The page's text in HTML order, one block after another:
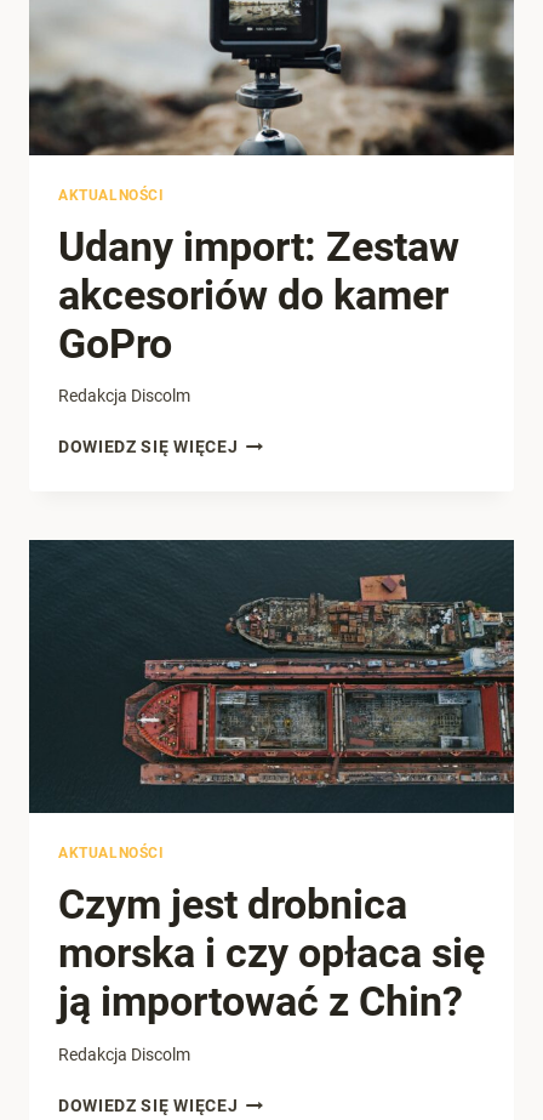
USTALIĆ?
AKTUALNOŚCI
Udany import: Zestaw
akcesoriów do kamer
GoPro
Redakcja Discolm
DOWIEDZ SIĘ WIĘCEJ UDANY
DO
GOPRO
AKTUALNOŚCI
Czym jest drobnica
morska i czy opłaca się
ją importować z Chin?
Redakcja Discolm
DOWIEDZ SIĘ WIĘCEJ CZYM